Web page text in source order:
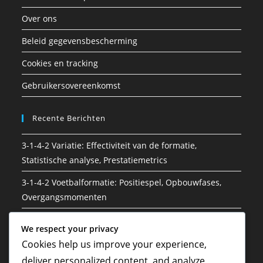
Over ons
Beleid gegevensbescherming
Cookies en tracking
Gebruikersovereenkomst
Recente Berichten
3-1-4-2 Variatie: Effectiviteit van de formatie,
Statistische analyse, Prestatiemetrics
3-1-4-2 Voetbalformatie: Positiespel, Opbouwfases,
Overgangsmomenten
formaties, Tactische trends
3-1-4-2 Variatie: Aanpassen aan 4-2-3-1, Sterktepunten,
We respect your privacy
Cookies help us improve your experience,